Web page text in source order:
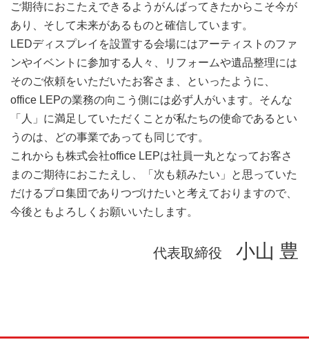
ご期待におこたえできるようがんばってきたからこそ今が
あり、そして未来があるものと確信しています。
LEDディスプレイを設置する会場にはアーティストのファ
ンやイベントに参加する人々、リフォームや遺品整理には
そのご依頼をいただいたお客さま、といったように、
office LEPの業務の向こう側には必ず人がいます。そんな
「人」に満足していただくことが私たちの使命であるとい
うのは、どの事業であっても同じです。
これからも株式会社office LEPは社員一丸となってお客さ
まのご期待におこたえし、「次も頼みたい」と思っていた
だけるプロ集団でありつづけたいと考えておりますので、
今後ともよろしくお願いいたします。
代表取締役 小山 豊